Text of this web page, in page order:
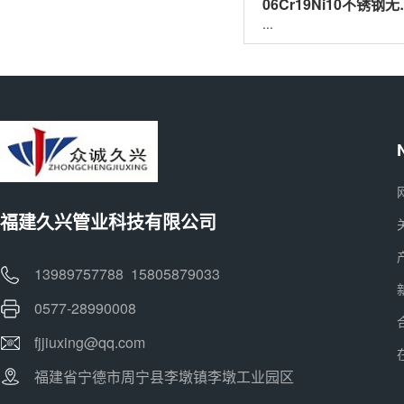
...
福建久兴管业科技有限公司
13989757788 15805879033
0577-28990008
fjjiuxing@qq.com
福建省宁德市周宁县李墩镇李墩工业园区